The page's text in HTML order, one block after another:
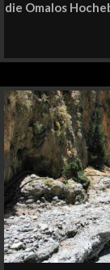
die Omalos